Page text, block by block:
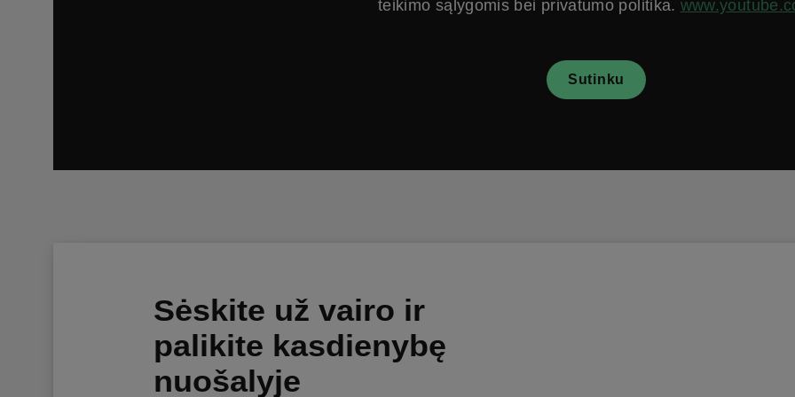
teikimo sąlygomis bei privatumo politika.
Sutinku
Sėskite už vairo ir
palikite kasdienybę
nuošalyje